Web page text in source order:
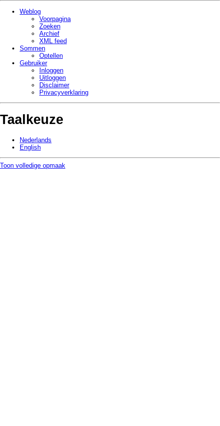
Weblog
Voorpagina
Zoeken
Archief
XML feed
Sommen
Optellen
Gebruiker
Inloggen
Uitloggen
Disclaimer
Privacy­verklaring
Taalkeuze
Nederlands
English
Toon volledige opmaak